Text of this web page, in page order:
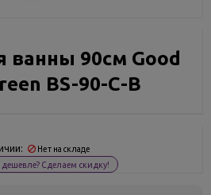
ванны 90см Good
BS-90-C-B
Нет на складе
Сделаем скидку!